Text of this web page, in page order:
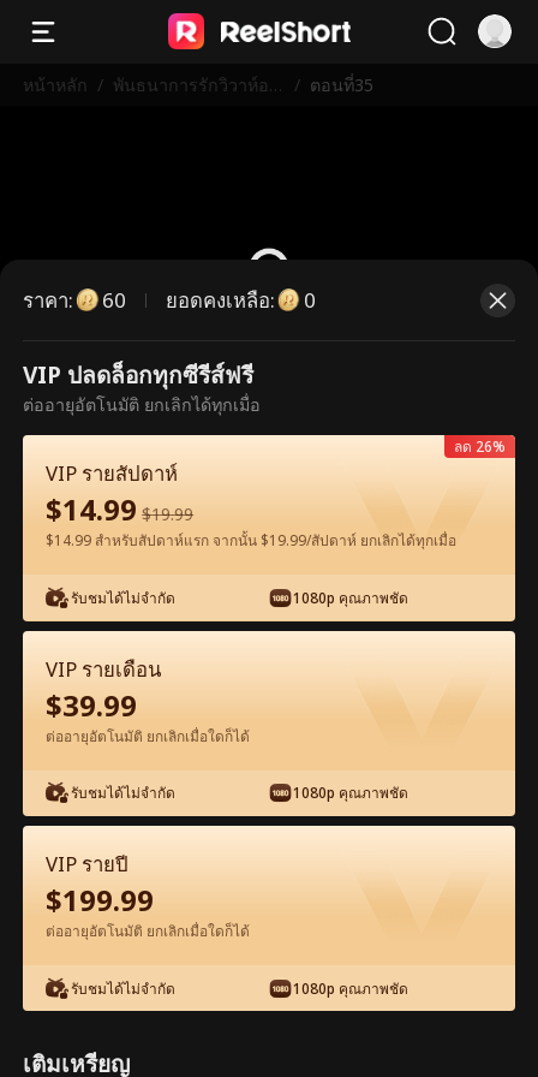
หน้าหลัก / พันธนาการรักวิวาห์อล
/ ตอนที่35
ตอนนี้เป็นตอนพรีเมียม กรุณาปลดล็อก
เพื่อรับชม
ดูฟรีในแอป
ตอน35-ภาพยนตร์ พันธนาการรักวิวาห์
อลเวง เต็มเรื่อง ภาพยนตร์เต็มเรื่อง
0-49 50-93
35 36 38
ราคา: 60 ยอดคงเหลือ: 0
VIP ปลดล็อกทุกซีรีส์ฟรี
ต่ออายุอัตโนมัติ ยกเลิกได้ทุกเมื่อ
VIP รายสัปดาห์
$14.99 $19.99
$14.99 สำหรับสัปดาห์แรก จากนั้น $19.99/สัปดาห์ ยกเลิกได้ทุกเมื่อ
รับชมได้ไม่จำกัด 1080p คุณภาพชัด
ลด 26%
VIP รายเดือน
$39.99
ต่ออายุอัตโนมัติ ยกเลิกเมื่อใดก็ได้
รับชมได้ไม่จำกัด 1080p คุณภาพชัด
VIP รายปี
$199.99
ต่ออายุอัตโนมัติ ยกเลิกเมื่อใดก็ได้
รับชมได้ไม่จำกัด 1080p คุณภาพชัด
เติมเหรียญ